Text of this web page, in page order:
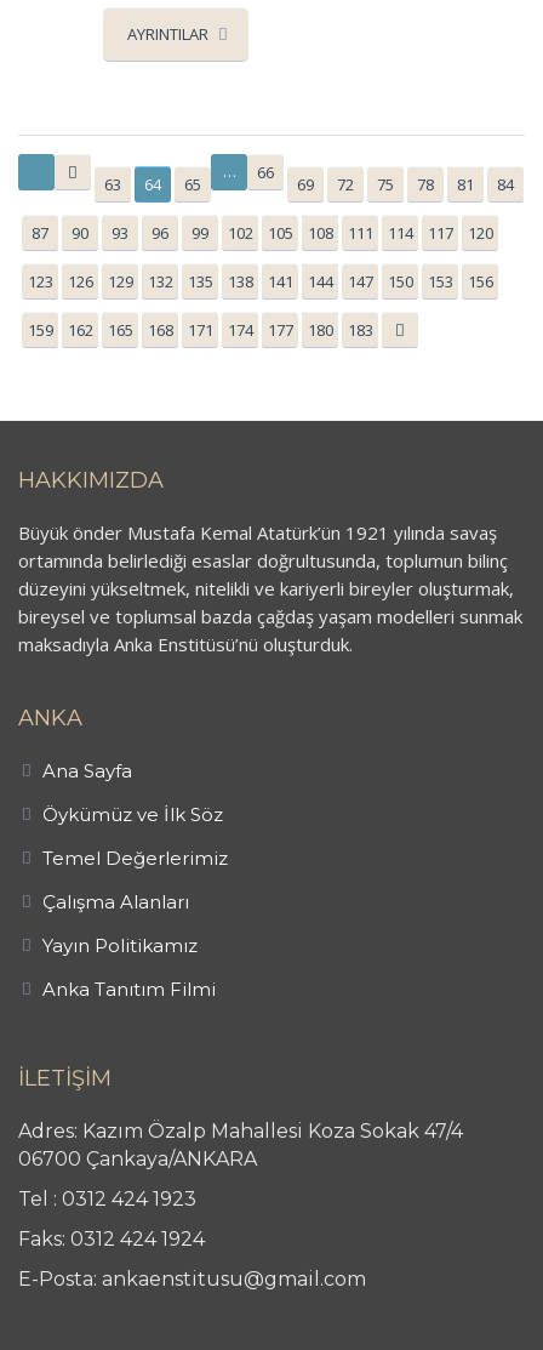
AYRINTILAR
63 64 65
… 66
69 72 75 78 81 84
87 90 93 96 99 102 105 108 111 114 117 120
123 126 129 132 135 138 141 144 147 150 153 156
159 162 165 168 171 174 177 180 183
HAKKIMIZDA
Büyük önder Mustafa Kemal Atatürk’ün 1921 yılında savaş
ortamında belirlediği esaslar doğrultusunda, toplumun bilinç
düzeyini yükseltmek, nitelikli ve kariyerli bireyler oluşturmak,
bireysel ve toplumsal bazda çağdaş yaşam modelleri sunmak
maksadıyla Anka Enstitüsü’nü oluşturduk.
ANKA
Ana Sayfa
Öykümüz ve İlk Söz
Temel Değerlerimiz
Çalışma Alanları
Yayın Politikamız
Anka Tanıtım Filmi
İLETİŞİM
Adres: Kazım Özalp Mahallesi Koza Sokak 47/4
06700 Çankaya/ANKARA
Tel : 0312 424 1923
Faks: 0312 424 1924
E-Posta: ankaenstitusu@gmail.com